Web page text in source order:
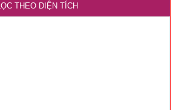
LỌC THEO DIỆN TÍCH